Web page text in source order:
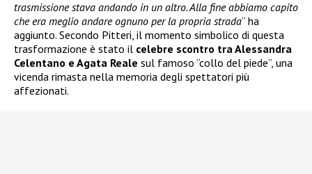
trasmissione stava andando in un altro. Alla fine abbiamo capito
che era meglio andare ognuno per la propria strada” ha
aggiunto. Secondo Pitteri, il momento simbolico di questa
trasformazione è stato il celebre scontro tra Alessandra
Celentano e Agata Reale sul famoso “collo del piede”, una
vicenda rimasta nella memoria degli spettatori più
affezionati.